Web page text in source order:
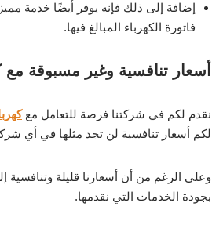
إضافة إلى ذلك فإنه يوفر أيضًا خدمة
فاتورة الكهرباء المبالغ فيها.
أسعار تنافسية وغير مسبوقة مع
نقدم لكم في شركتنا فرصة للتعامل مع
لكم أسعار تنافسية لن تجد مثلها في أي
وعلى الرغم من أن أسعارنا قليلة وتنافسية
بجودة الخدمات التي نقدمها.